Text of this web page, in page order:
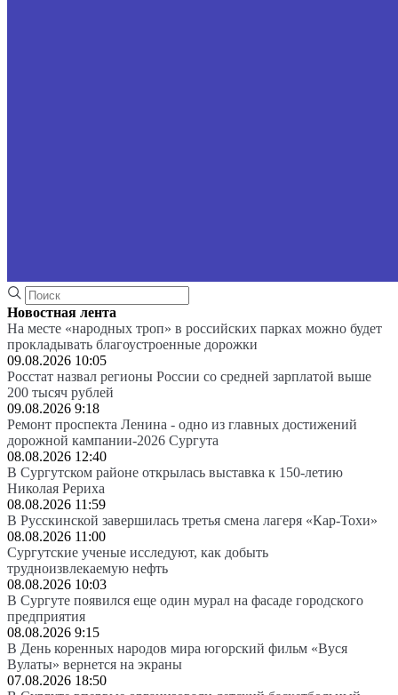
Новостная лента
На месте «народных троп» в российских парках можно будет
прокладывать благоустроенные дорожки
09.08.2026 10:05
Росстат назвал регионы России со средней зарплатой выше
200 тысяч рублей
09.08.2026 9:18
Ремонт проспекта Ленина - одно из главных достижений
дорожной кампании-2026 Сургута
08.08.2026 12:40
В Сургутском районе открылась выставка к 150-летию
Николая Рериха
08.08.2026 11:59
В Русскинской завершилась третья смена лагеря «Кар-Тохи»
08.08.2026 11:00
Сургутские ученые исследуют, как добыть
трудноизвлекаемую нефть
08.08.2026 10:03
В Сургуте появился еще один мурал на фасаде городского
предприятия
08.08.2026 9:15
В День коренных народов мира югорский фильм «Вуся
Вулаты» вернется на экраны
07.08.2026 18:50